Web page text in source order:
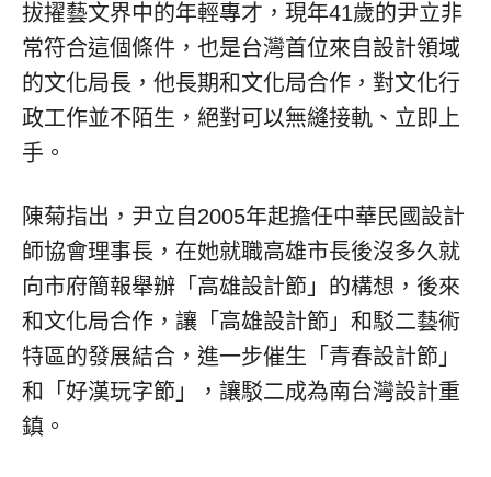
拔擢藝文界中的年輕專才，現年41歲的尹立非
常符合這個條件，也是台灣首位來自設計領域
的文化局長，他長期和文化局合作，對文化行
政工作並不陌生，絕對可以無縫接軌、立即上
手。
陳菊指出，尹立自2005年起擔任中華民國設計
師協會理事長，在她就職高雄市長後沒多久就
向市府簡報舉辦「高雄設計節」的構想，後來
和文化局合作，讓「高雄設計節」和駁二藝術
特區的發展結合，進一步催生「青春設計節」
和「好漢玩字節」，讓駁二成為南台灣設計重
鎮。